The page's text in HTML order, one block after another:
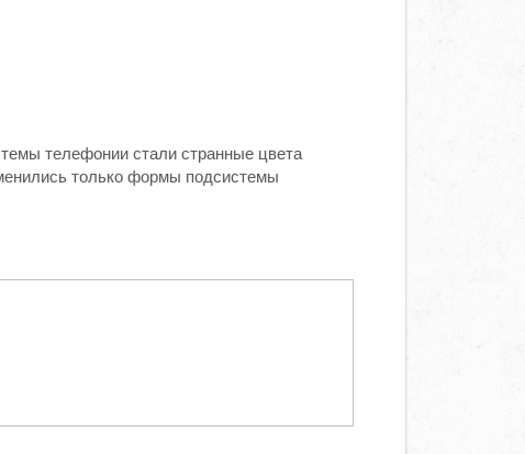
телефонии стали странные цвета
только формы подсистемы